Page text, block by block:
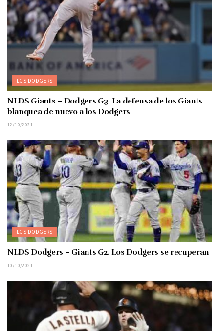
LOS DODGERS
NLDS Giants – Dodgers G3. La defensa de los Giants
blanquea de nuevo a los Dodgers
12/10/2021
LOS DODGERS
NLDS Dodgers – Giants G2. Los Dodgers se recuperan
10/10/2021